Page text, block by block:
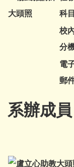
科目
校
分
電
郵
系辦成員